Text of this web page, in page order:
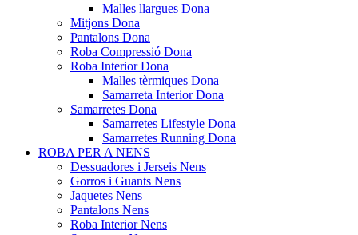
Malles llargues Dona
Mitjons Dona
Pantalons Dona
Roba Compressió Dona
Roba Interior Dona
Malles tèrmiques Dona
Samarreta Interior Dona
Samarretes Dona
Samarretes Lifestyle Dona
Samarretes Running Dona
ROBA PER A NENS
Dessuadores i Jerseis Nens
Gorros i Guants Nens
Jaquetes Nens
Pantalons Nens
Roba Interior Nens